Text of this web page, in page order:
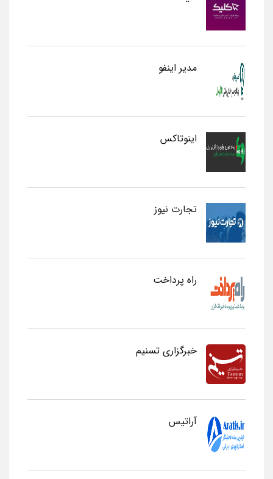
مدیر اینفو
اینوتاکس
تجارت نیوز
راه پرداخت
خبرگزاری تسنیم
آراتیس